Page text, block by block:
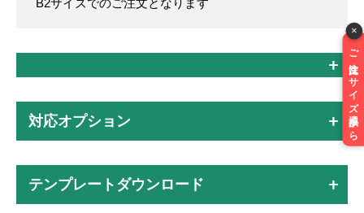
×
ご注文はサイズ選択から
B2サイズでのご注文となります
対応オプション
テンプレートダウンロード